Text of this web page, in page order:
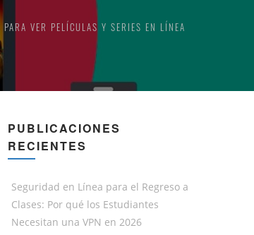
VER PELÍCULAS Y SERIES EN LÍNEA
PUBLICACIONES
RECIENTES
Seguridad en Línea para el Regreso a
Clases: Por qué los Estudiantes
Necesitan una VPN en 2026